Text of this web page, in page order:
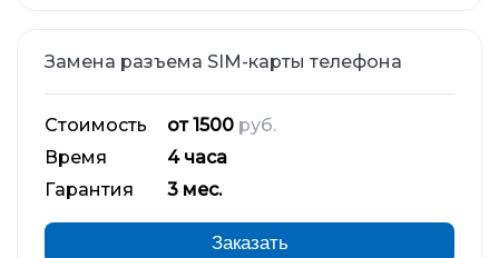
Замена разъема SIM-карты телефона
Стоимость от 1500 руб.
Время
4 часа
Гарантия
3 мес.
Заказать